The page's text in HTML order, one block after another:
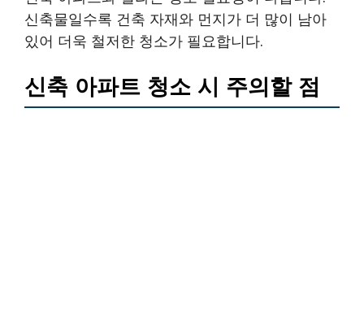
신축물일수록 건축 자재와 먼지가 더 많이 남아
있어 더욱 철저한 청소가 필요합니다.
신축 아파트 청소 시 주의할 점